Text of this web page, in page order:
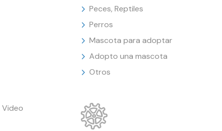
Peces, Reptiles
Perros
Mascota para adoptar
Adopto una mascota
Otros